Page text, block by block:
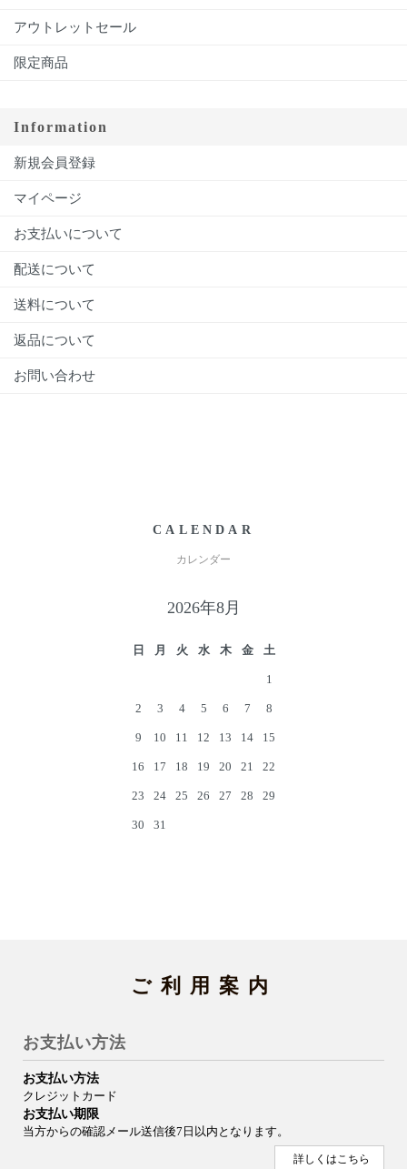
アウトレットセール
限定商品
Information
新規会員登録
マイページ
お支払いについて
配送について
送料について
返品について
お問い合わせ
CALENDAR
カレンダー
2026年8月
日 月 火 水 木 金 土
1
2 3 4 5 6 7 8
9 10 11 12 13 14 15
16 17 18 19 20 21 22
23 24 25 26 27 28 29
30 31
ご利用案内
お支払い方法
お支払い方法
クレジットカード
お支払い期限
当方からの確認メール送信後7日以内となります。
詳しくはこちら